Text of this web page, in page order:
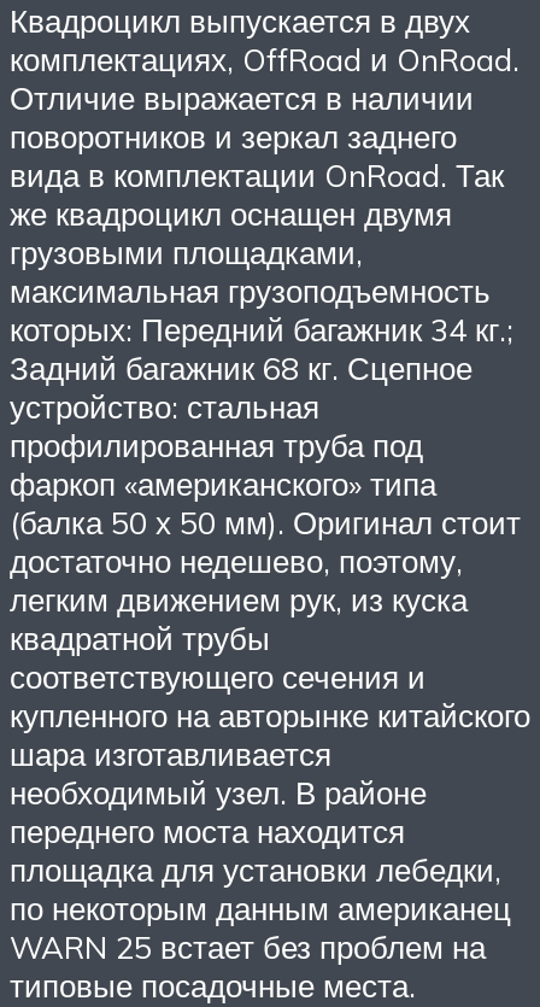
Квадроцикл выпускается в двух
комплектациях, OffRoad и OnRoad.
Отличие выражается в наличии
поворотников и зеркал заднего
вида в комплектации OnRoad. Так
же квадроцикл оснащен двумя
грузовыми площадками,
максимальная грузоподъемность
которых: Передний багажник 34 кг.;
Задний багажник 68 кг. Сцепное
устройство: стальная
профилированная труба под
фаркоп «американского» типа
(балка 50 х 50 мм). Оригинал стоит
достаточно недешево, поэтому,
легким движением рук, из куска
квадратной трубы
соответствующего сечения и
купленного на авторынке китайского
шара изготавливается
необходимый узел. В районе
переднего моста находится
площадка для установки лебедки,
по некоторым данным американец
WARN 25 встает без проблем на
типовые посадочные места.